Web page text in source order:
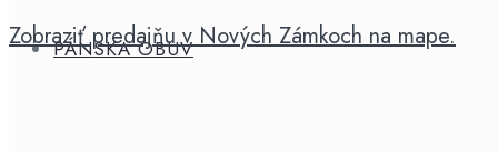
PÁNSKA OBUV
obuv
Zobraziť predajňu v Nových Zámkoch na mape.